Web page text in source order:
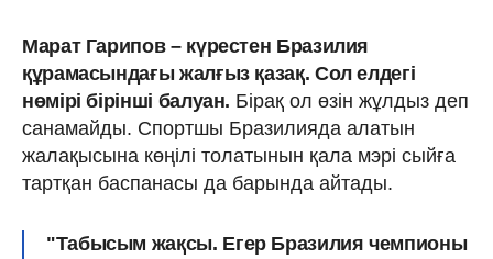
Марат Гарипов – күрестен Бразилия
құрамасындағы жалғыз қазақ. Сол елдегі
нөмірі бірінші балуан. Бірақ ол өзін жұлдыз деп
санамайды. Спортшы Бразилияда алатын
жалақысына көңілі толатынын қала мэрі сыйға
тартқан баспанасы да барында айтады.
"Табысым жақсы. Егер Бразилия чемпионы